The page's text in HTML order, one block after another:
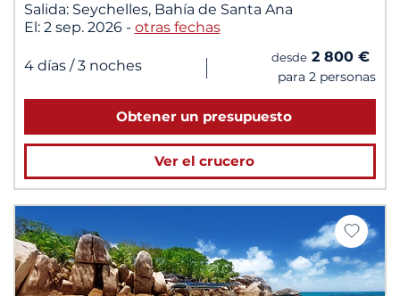
Salida: Seychelles, Bahía de Santa Ana
El: 2 sep. 2026 - otras fechas
4 días / 3 noches | desde 2 800 €
para 2 personas
Obtener un presupuesto
Ver el crucero